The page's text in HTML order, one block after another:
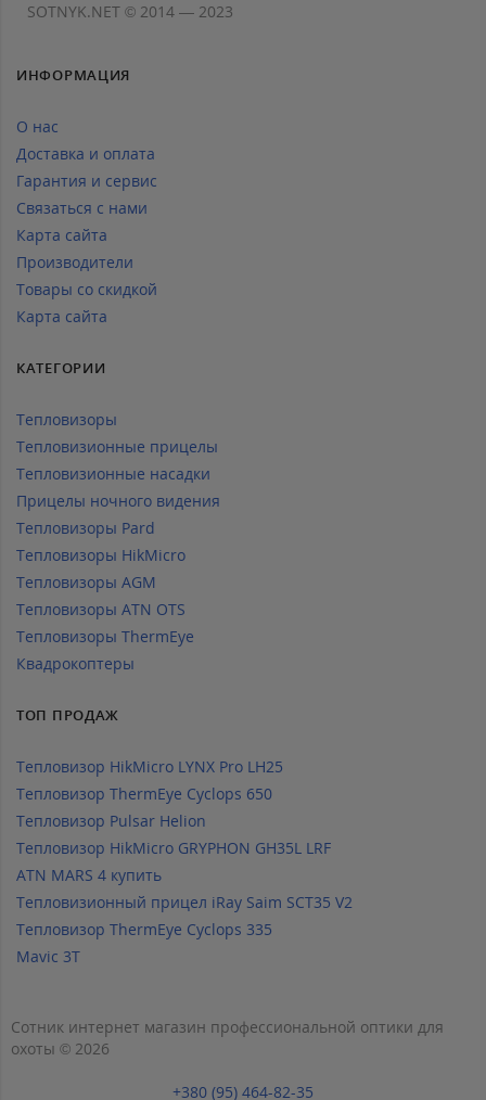
SOTNYK.NET © 2014 — 2023
ИНФОРМАЦИЯ
О нас
Доставка и оплата
Гарантия и сервис
Связаться с нами
Карта сайта
Производители
Товары со скидкой
Карта сайта
КАТЕГОРИИ
Тепловизоры
Тепловизионные прицелы
Тепловизионные насадки
Прицелы ночного видения
Тепловизоры Pard
Тепловизоры HikMicro
Тепловизоры AGM
Тепловизоры ATN OTS
Тепловизоры ThermEye
Квадрокоптеры
ТОП ПРОДАЖ
Тепловизор HikMicro LYNX Pro LH25
Тепловизор ThermEye Cyclops 650
Тепловизор Pulsar Helion
Тепловизор HikMicro GRYPHON GH35L LRF
ATN MARS 4 купить
Тепловизионный прицел iRay Saim SCT35 V2
Тепловизор ThermEye Cyclops 335
Mavic 3T
Сотник интернет магазин профессиональной оптики для
охоты © 2026
+380 (95) 464-82-35